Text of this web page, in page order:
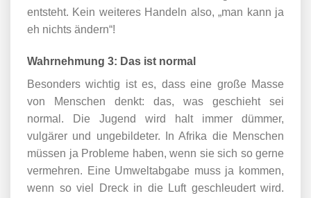
entsteht. Kein weiteres Handeln also, „man kann ja
eh nichts ändern“!
Wahrnehmung 3: Das ist normal
Besonders wichtig ist es, dass eine große Masse
von Menschen denkt: das, was geschieht sei
normal. Die Jugend wird halt immer dümmer,
vulgärer und ungebildeter. In Afrika die Menschen
müssen ja Probleme haben, wenn sie sich so gerne
vermehren. Eine Umweltabgabe muss ja kommen,
wenn so viel Dreck in die Luft geschleudert wird.